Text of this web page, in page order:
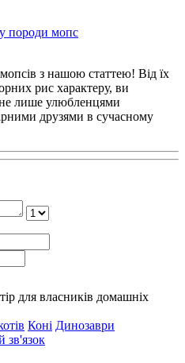
породи мопс
з нашою статтею! Від їх
рис характеру, ви
не лише улюбленцями
друзями в сучасному
для власників домашніх
Коні Динозаври
зв'язок